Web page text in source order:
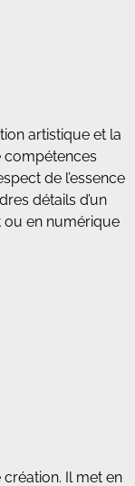
artistique et la
compétences
de l’essence
détails d’un
ou en numérique
Il met en